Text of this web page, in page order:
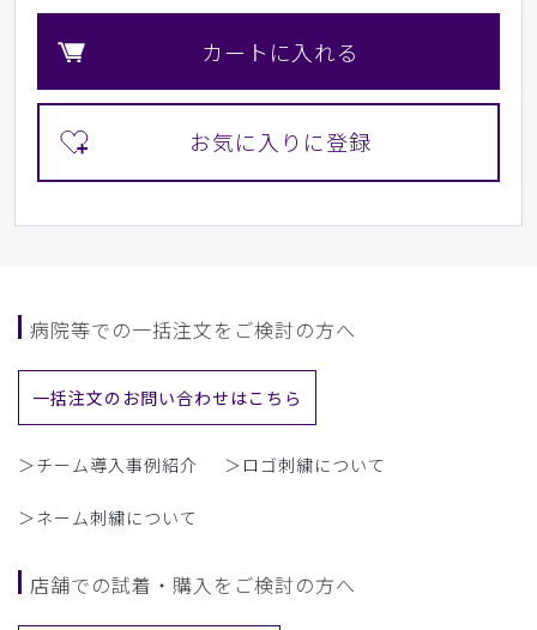
カートに入れる
病院等での一括注文をご検討の方へ
一括注文のお問い合わせはこちら
＞チーム導入事例紹介 ＞ロゴ刺繍について
＞ネーム刺繍について
店舗での試着・購入をご検討の方へ